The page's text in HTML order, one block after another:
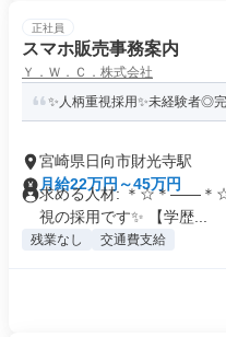
正社員
スマホ販売事務案内
Ｙ．Ｗ．Ｃ．株式会社
✨人柄重視採用✨未経験者◎
宮崎県日向市財光寺駅
月給22万円～45万円
求める人材: ＊☆＊――
視の採用です✨ 【学歴...
残業なし 交通費支給